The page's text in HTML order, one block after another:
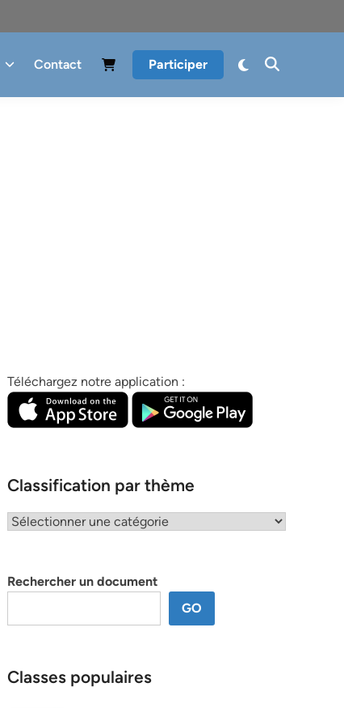
Contact Participer
Téléchargez notre application :
Classification par thème
Classification
Rechercher un document
GO
Classes populaires